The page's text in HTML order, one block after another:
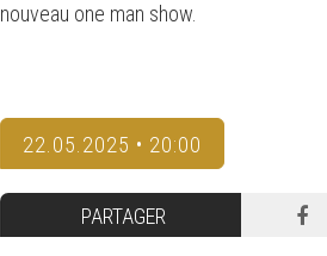
nouveau one man show.
22.05.2025 • 20:00
PARTAGER